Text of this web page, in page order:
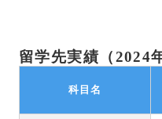
留学先実績（2024
科目名